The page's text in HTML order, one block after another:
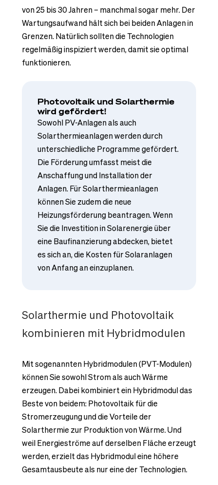
von 25 bis 30 Jahren – manchmal sogar mehr. Der
Wartungsaufwand hält sich bei beiden Anlagen in
Grenzen. Natürlich sollten die Technologien
regelmäßig inspiziert werden, damit sie optimal
funktionieren.
Photovoltaik und Solarthermie
wird gefördert!
Sowohl PV-Anlagen als auch
Solarthermieanlagen werden durch
unterschiedliche Programme gefördert.
Die Förderung umfasst meist die
Anschaffung und Installation der
Anlagen. Für Solarthermieanlagen
können Sie zudem die neue
Heizungsförderung beantragen. Wenn
Sie die Investition in Solarenergie über
eine Baufinanzierung abdecken, bietet
es sich an, die Kosten für Solaranlagen
von Anfang an einzuplanen.
Solarthermie und Photovoltaik
kombinieren mit Hybridmodulen
Mit sogenannten Hybridmodulen (PVT-Modulen)
können Sie sowohl Strom als auch Wärme
erzeugen. Dabei kombiniert ein Hybridmodul das
Beste von beidem: Photovoltaik für die
Stromerzeugung und die Vorteile der
Solarthermie zur Produktion von Wärme. Und
weil Energieströme auf derselben Fläche erzeugt
werden, erzielt das Hybridmodul eine höhere
Gesamtausbeute als nur eine der Technologien.